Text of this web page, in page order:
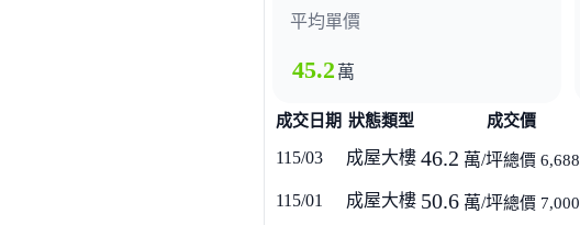
平均單價
45.2 萬
成交日期 狀態類型 成交價
115/03 成屋大樓 46.2 萬/坪總價
115/01 成屋大樓 50.6 萬/坪總價